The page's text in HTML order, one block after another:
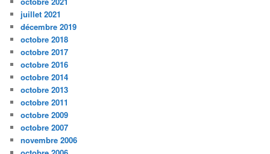
juillet 2021
décembre 2019
octobre 2018
octobre 2017
octobre 2016
octobre 2014
octobre 2013
octobre 2011
octobre 2009
octobre 2007
novembre 2006